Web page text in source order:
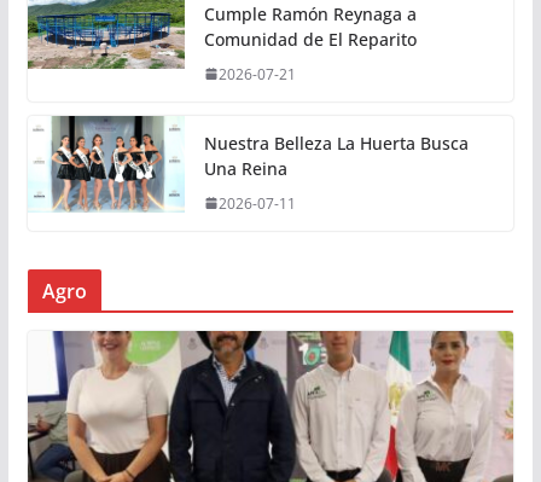
Cumple Ramón Reynaga a
Comunidad de El Reparito
2026-07-21
Nuestra Belleza La Huerta Busca
Una Reina
2026-07-11
Agro